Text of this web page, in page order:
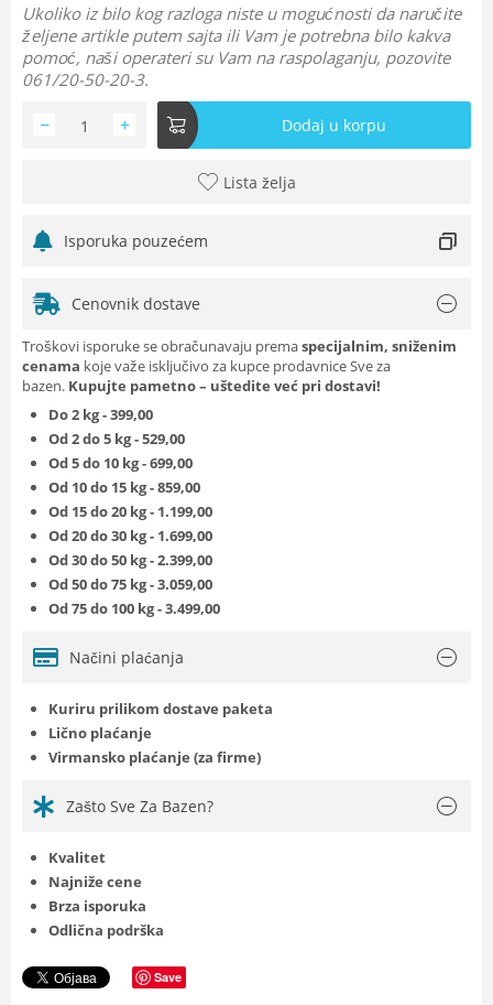
Ukoliko iz bilo kog razloga niste u mogućnosti da naručite
željene artikle putem sajta ili Vam je potrebna bilo kakva
pomoć, naši operateri su Vam na raspolaganju, pozovite
061/20-50-20-3.
+
− Dodaj u korpu
Lista želja
Isporuka pouzećem
Cenovnik dostave
Troškovi isporuke se obračunavaju premaspecijalnim, sniženim
cenama koje važe isključivo za kupce prodavnice Sve za
bazen. Kupujte pametno – uštedite već pri dostavi!
Do 2 kg - 399,00
Od 2 do 5 kg - 529,00
Od 5 do 10 kg - 699,00
Od 10 do 15 kg - 859,00
Od 15 do 20 kg - 1.199,00
Od 20 do 30 kg - 1.699,00
Od 30 do 50 kg - 2.399,00
Od 50 do 75 kg - 3.059,00
Od 75 do 100 kg - 3.499,00
Načini plaćanja
Kuriru prilikom dostave paketa
Lično plaćanje
Virmansko plaćanje (za firme)
Zašto Sve Za Bazen?
Kvalitet
Najniže cene
Brza isporuka
Odlična podrška
Save